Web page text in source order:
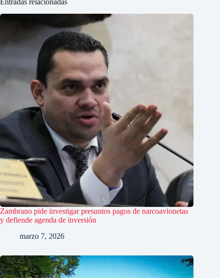
Zambrano pide investigar presuntos pagos de narcoavionetas
y defiende agenda de inversión
marzo 7, 2026